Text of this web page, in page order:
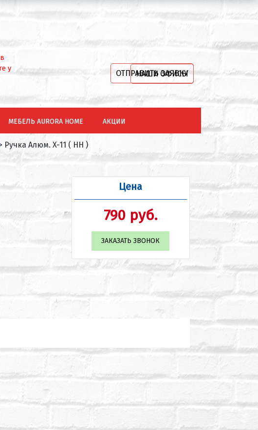
у
ОТПРАВИТЬ ЗАЯВКУ
НАШИ ОФИСЫ
МЕБЕЛЬ AURORA HOME АКЦИИ
Ручка Aлюм. X-11 ( HH )
Цена
790 руб.
ЗАКАЗАТЬ ЗВОНОК